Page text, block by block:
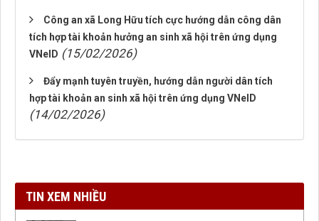
Công an xã Long Hữu tích cực hướng dẫn công dân
tích hợp tài khoản hưởng an sinh xã hội trên ứng dụng
VNeID (15/02/2026)
Đẩy mạnh tuyên truyền, hướng dẫn người dân tích
hợp tài khoản an sinh xã hội trên ứng dụng VNeID
(14/02/2026)
TIN XEM NHIỀU